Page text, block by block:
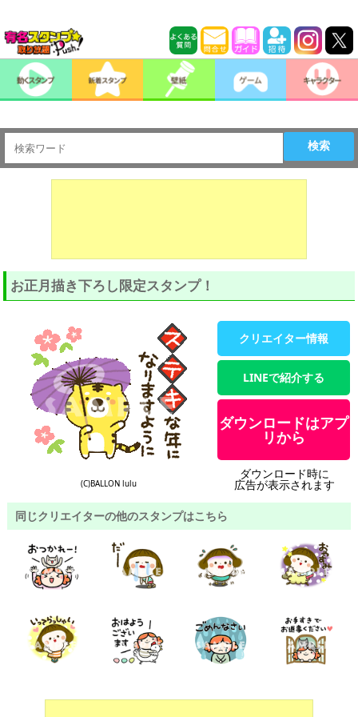
検索
お正月描き下ろし限定スタンプ！
(C)BALLON lulu
クリエイター情報
LINEで紹介する
ダウンロードはアプ
リから
ダウンロード時に
広告が表示されます
同じクリエイターの他のスタンプはこちら